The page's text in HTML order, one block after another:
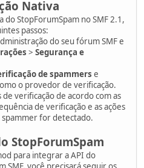
Nativa
do StopForumSpam no SMF 2.1,
passos:
do seu fórum SMF e
> Segurança e
de spammers e
o provedor de verificação.
verificação de acordo com as
de verificação e as ações
for detectado.
StopForumSpam
para integrar a API do